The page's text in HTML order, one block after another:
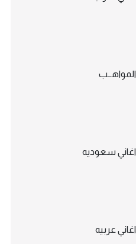
المواهــب
اغاني سعوديه
اغاني عربيه